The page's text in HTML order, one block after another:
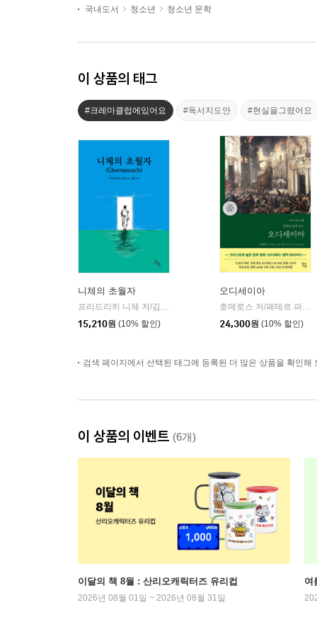
국내도서 청소년 청소년 문학
이 상품의 태그
#크레마클럽에있어요 #독서지도안 #현실을그렸어요
니체의 초월자
프리드리히 니체 저/김철 편역
15,210원 (10% 할인)
오디세이아
호메로스 저/페테르 파울 루벤스 그림/박문재 역
24,300원 (10% 할인)
검색 페이지에서 선택된 태그에 등록된 더 많은 상품을 확인해
이 상품의 이벤트 (6개)
이달의 책 8월 : 산리오캐릭터즈 유리컵
2026년 08월 01일 ~ 2026년 08월 31일
여